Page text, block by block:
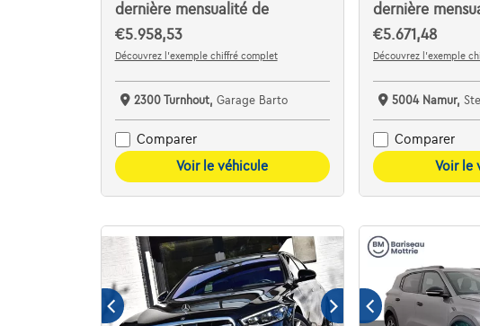
dernière mensualité de
€5.958,53
Découvrez l’exemple chiffré complet
2300 Turnhout, Garage Barto
Comparer
Voir le véhicule
dernière
€5.671,48
Découvrez l’exemple
5004 Namur,
Comparer
Voir le